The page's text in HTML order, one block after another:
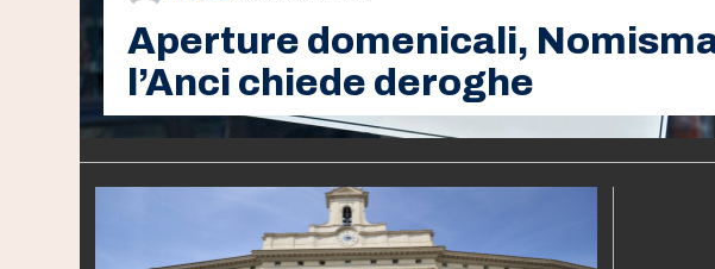
Aperture domenicali,
l’Anci chiede deroghe